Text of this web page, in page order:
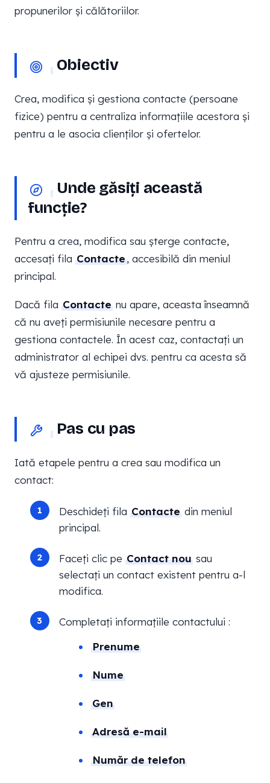
propunerilor și călătoriilor.
Obiectiv
Crea, modifica și gestiona contacte (persoane
fizice) pentru a centraliza informațiile acestora și
pentru a le asocia clienților și ofertelor.
Unde găsiți această
funcție?
Pentru a crea, modifica sau șterge contacte,
accesați fila Contacte, accesibilă din meniul
principal.
Dacă fila Contacte nu apare, aceasta înseamnă
că nu aveți permisiunile necesare pentru a
gestiona contactele. În acest caz, contactați un
administrator al echipei dvs. pentru ca acesta să
vă ajusteze permisiunile.
Pas cu pas
Iată etapele pentru a crea sau modifica un
contact:
Deschideți fila Contactedin meniul
principal.
Faceți clic pe Contact nousau
selectați un contact existent pentru a-l
modifica.
Completați informațiile contactului :
Prenume
Nume
Gen
Adresă e-mail
Număr de telefon